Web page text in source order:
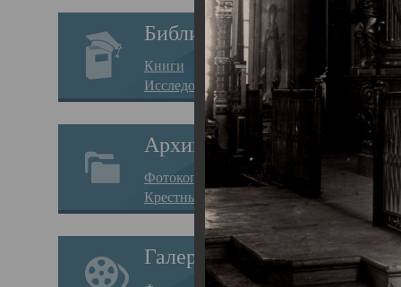
Библиотека
Книги
Исследования
Архив
Фотокопии дел
Крестные ходы
Галерея